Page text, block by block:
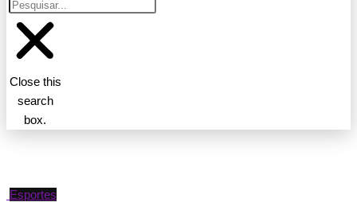
Close this
search
box.
Esportes